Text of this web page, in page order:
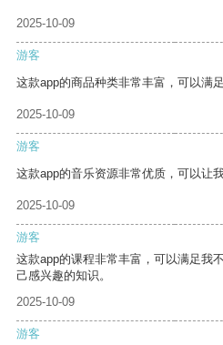
2025-10-09
游客
这款app的商品种类非常丰富，可以满
2025-10-09
游客
这款app的音乐资源非常优质，可以让
2025-10-09
游客
这款app的课程非常丰富，可以满足我
己感兴趣的知识。
2025-10-09
游客